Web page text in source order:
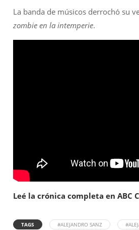
La banda de músicos derrochó su
zombie en la intemperie.
Leé la crónica completa en ABC
TAGS #ALEJANDRO SANZ